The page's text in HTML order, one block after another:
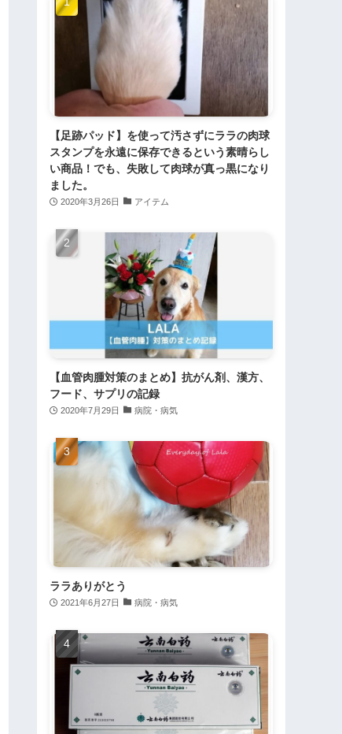
【足跡パッド】を使って汚さずにララの肉球
スタンプを永遠に保存できるという素晴らし
い商品！でも、失敗して肉球が真っ黒になり
ました。
2020年3月26日 アイテム
【血管肉腫対策のまとめ】抗がん剤、漢方、
フード、サプリの記録
2020年7月29日 病院・病気
ララありがとう
2021年6月27日 病院・病気